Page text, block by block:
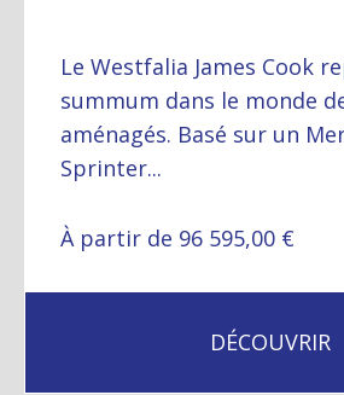
Le Westfalia James Cook
summum dans le monde
aménagés. Basé sur un
Sprinter...
À partir de 96 595,00 €
DÉCOUVRIR